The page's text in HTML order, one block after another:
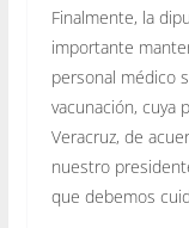
Finalmente, la
importante
personal médico
vacunación, cuya
Veracruz, de
nuestro
que debemos